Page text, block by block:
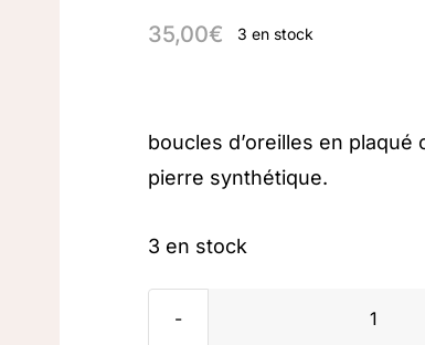
35,00€ 3 en stock
boucles d’oreilles en plaqué
pierre synthétique.
3 en stock